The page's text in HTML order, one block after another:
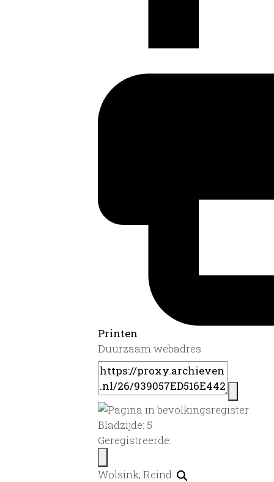
Printen
Duurzaam webadres
Bladzijde: 5
Geregistreerde:
Wolsink; Reind